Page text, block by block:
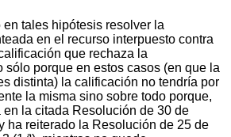
en tales hipótesis resolver la
en el recurso interpuesto contra
que rechaza la
sólo porque en estos casos (en que la
distinta) la calificación no tendría por
la misma sino sobre todo porque,
en la citada Resolución de 30 de
ha reiterado la Resolución de 25 de